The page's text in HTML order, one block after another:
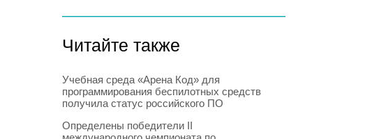
Читайте также
Учебная среда «Арена Код» для
программирования беспилотных средств
получила статус российского ПО
Определены победители II